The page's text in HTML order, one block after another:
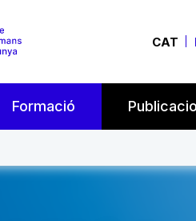
CAT
Formació